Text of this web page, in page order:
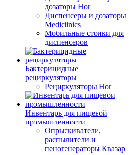
дозаторы Hor
Диспенсеры и дозаторы
Mediclinics
Мобильные стойки для
диспенсеров
Бактерицидные
рециркуляторы
Рециркуляторы Hor
Инвентарь для пищевой
промышленности
Опрыскиватели,
распылители и
пеногенераторы Квазар